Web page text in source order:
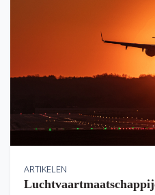
ARTIKELEN